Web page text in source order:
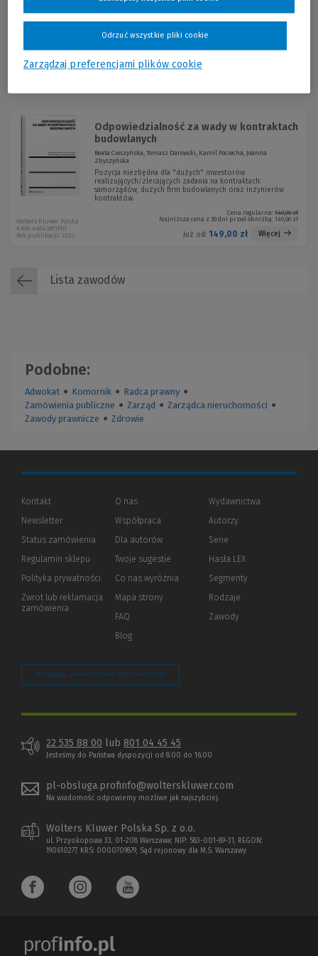
Kamil Czaplicki, Małgorzata Ganczar, Agnieszka Gryszczyńska,
Pierwszy na rynku komentarz do znowelizowanej ustawy o
informatyzacji działalności podmiotów realizujących
zadania publiczne!
Najniższa cena z 30 dni przed obniżką:
ABC-0445 W03P01
Odpowiedzialność za wady w kontraktach
budowlanych
Beata Cieszyńska, Tomasz Darowski, Kamil Pociecha, Joanna
Zbyszyńska
Pozycja niezbędna dla "dużych" inwestorów
realizujących/zlecających zadania na kontraktach:
samorządów, dużych firm budowlanych oraz inżynierów
kontraktów.
Cena regularna: 149,00 zł
Najniższa cena z 30 dni przed obniżką: 149,00 zł
Już od: 149,00 zł Więcej
Wolters Kluwer Polska
KAM-4464 W01P01
Rok publikacji: 2022
Lista zawodów
Podobne:
Adwokat ● Komornik ● Radca prawny ●
Zamówienia publiczne ● Zarząd ● Zarządca nieruchomości ●
Zawody prawnicze ● Zdrowie
Kontakt
Newsletter
Status zamówienia
Regulamin sklepu
Polityka prywatności (Nowe
(Link
innej
Zwrot lub reklamacja
zamówienia
O nas
Współpraca
Dla autorów(Nowe
(Link
innej
strony)
Twoje sugestie
Co nas wyróżnia
Mapa strony
FAQ
Blog
Wydawnictwa
Autorzy
Serie
Hasła LEX
Segmenty
Rodzaje
Zawody
Zarządzaj preferencjami plików cookie
22 535 88 00 lub 801 04 45 45
Jesteśmy do Państwa dyspozycji od 8:00 do 16:00
pl-obsluga.profinfo@wolterskluwer.com
Na wiadomość odpowiemy możliwe jak najszybciej.
Wolters Kluwer Polska Sp. z o.o.
ul. Przyokopowa 33, 01-208 Warszawa; NIP: 583-001-89-31, REGON:
190610277, KRS: 0000709879, Sąd rejonowy dla M.S. Warszawy
Zarządzaj preferencjami plików cookie
Odrzuć wszystkie pliki cookie